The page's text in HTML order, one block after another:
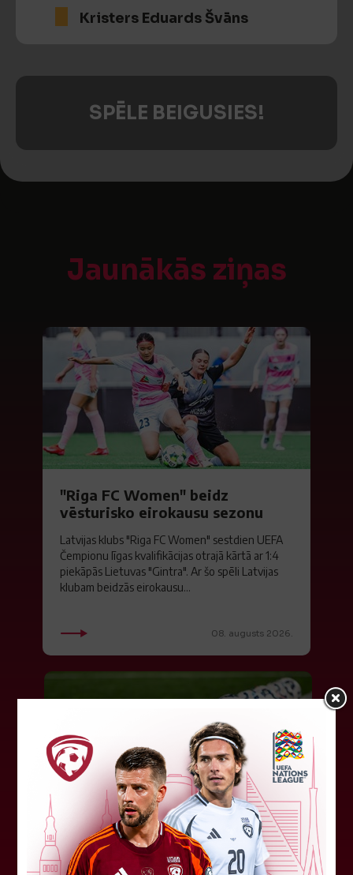
Kristers Eduards Švāns
SPĒLE BEIGUSIES!
Jaunākās ziņas
"Riga FC Women" beidz
vēsturisko eirokausu sezonu
Latvijas klubs "Riga FC Women" sestdien UEFA
Čempionu līgas kvalifikācijas otrajā kārtā ar 1:4
piekāpās Lietuvas "Gintra". Ar šo spēli Latvijas
klubam beidzās eirokausu...
08. augusts 2026.
LFF DK 6. augusta lēmumi
LFF Disciplinārlietu komitejas sēdes protokols